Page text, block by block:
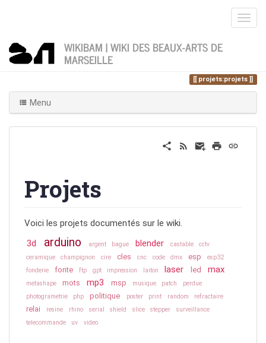
WIKIBAM | WIKI DES BEAUX-ARTS DE
MARSEILLE
Vous êtes ici Homeprojets
projets:projets
Menu
Projets
Voici les projets documentés sur le wiki.
3d
arduino argent bague blender castable
cctv
ceramique
champignon cire cles cnc code dmx esp
esp32
fonderie
fonte ftp gpt impression laiton laser led max
metashape mots mp3 msp musique patch
perdue
photogrametrie
php politique poster print random refractaire
relai resine rhino serial shield slice stepper
surveillance
telecommande
uv video